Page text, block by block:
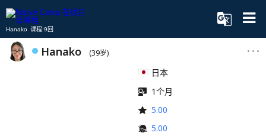
Hanako 课程:9回
Hanako (39岁)
日本
1个月
5.00
5.00